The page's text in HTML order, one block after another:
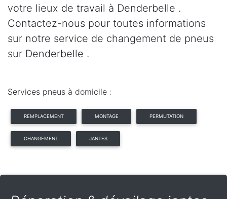
votre lieux de travail à Denderbelle .
Contactez-nous pour toutes informations
sur notre service de changement de pneus
sur Denderbelle .
Services pneus à domicile :
REMPLACEMENT MONTAGE PERMUTATION
CHANGEMENT JANTES